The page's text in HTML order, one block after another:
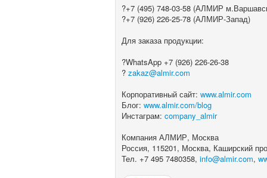
?+7 (495) 748-03-58 (АЛМИР
?+7 (926) 226-25-78 (АЛМИР-Запад)
Для заказа продукции:
?WhatsApp +7 (926) 226-26-38
?zakaz@almir.com
Корпоративный сайт:www.almir.com
Блог:www.almir.com/blog
Инстаграм:company_almir
Компания АЛМИР, Москва
Россия, 115201, Москва, Каширский
Тел. +7 495 7480358,info@almir.com,